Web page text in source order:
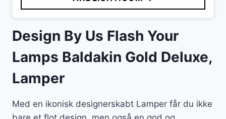
4.795 kr..3.349 kr..
Design By Us Flash Your
Lamps Baldakin Gold Deluxe,
Lamper
Med en ikonisk designerskabt Lamper får du ikke